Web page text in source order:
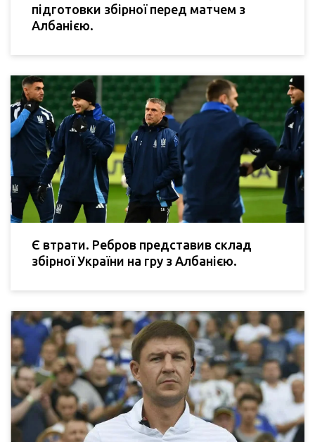
підготовки збірної перед матчем з
Албанією.
Є втрати. Ребров представив склад
збірної України на гру з Албанією.